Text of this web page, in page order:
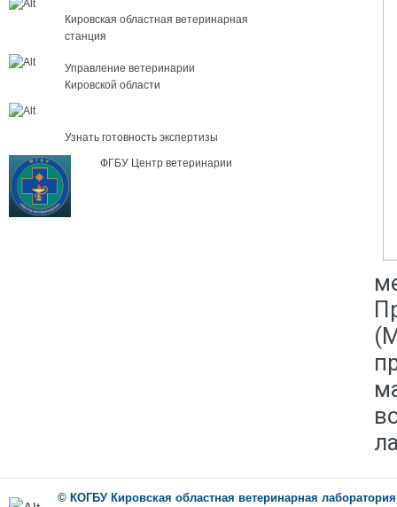
Кировская областная ветеринарная
станция
Управление ветеринарии
Кировской области
Узнать готовность экспертизы
ФГБУ Центр ветеринарии
© КОГБУ Кировская областная ветеринарная лаборатория